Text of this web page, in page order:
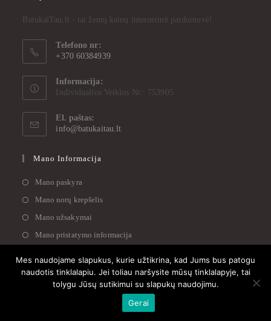
BatukaiTau.lt - tai žemų kainų internetinė parduotuvė!
Telefono nr:
+370 60384939
Informacija:
Individualios Veiklos Nr.: 753905
El. paštas:
info@batukaitau.lt
Mano Informacija
Mano paskyra
Mano norų krepšelis
Mano užsakymai
Mano pristatymo informacija
Informacija
Apie mus
Mes naudojame slapukus, kurie užtikrina, kad Jums bus patogu
naudotis tinklalapiu. Jei toliau naršysite mūsų tinklalapyje, tai
tolygu Jūsų sutikimui su slapukų naudojimu.
Gerai